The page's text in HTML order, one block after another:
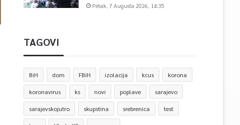
Petak, 7 Augusta 2026, 14:35
TAGOVI
BiH dom FBiH izolacija kcus korona
koronavirus ks novi poplave sarajevo
sarajevskojutro skupstina srebrenica test